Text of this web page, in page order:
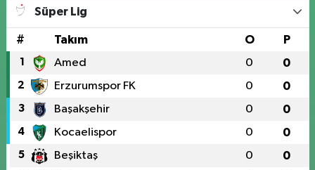
Süper Lig
# Takım O P
1 Amed 0 0
2 Erzurumspor FK 0 0
3 Başakşehir 0 0
4 Kocaelispor 0 0
5 Beşiktaş 0 0